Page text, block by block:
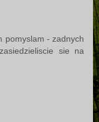
pomyslam - zadnych
sie na